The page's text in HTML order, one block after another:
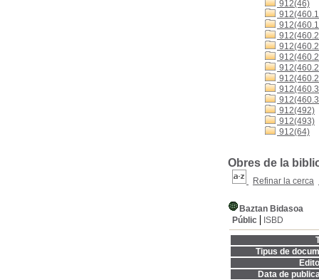
912(46)
912(492)
912(493)
912(64)
Obres de la
Refinar la cerca
Baztan Bidasoa
Públic
ISBD
Tipus de
Data de